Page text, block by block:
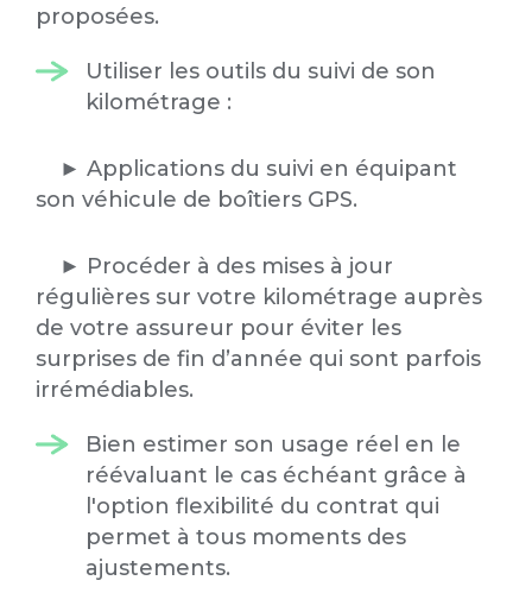
proposées.
Utiliser les outils du suivi de son
kilométrage :
► Applications du suivi en équipant
son véhicule de boîtiers GPS.
► Procéder à des mises à jour
régulières sur votre kilométrage auprès
de votre assureur pour éviter les
surprises de fin d’année qui sont parfois
irrémédiables.
Bien estimer son usage réel en le
réévaluant le cas échéant grâce à
l'option flexibilité du contrat qui
permet à tous moments des
ajustements.